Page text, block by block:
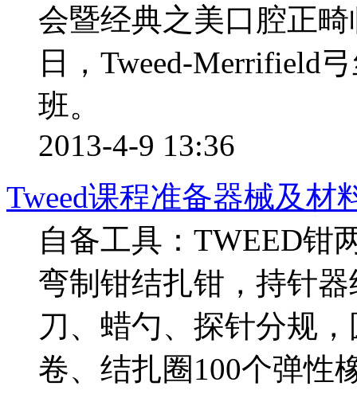
会暨经典之美口腔正
日，Tweed-Merrifield
班。
2013-4-9 13:36
Tweed课程准备器械及材
自备工具：TWEED钳
弯制钳结扎钳，持针
刀、蜡勺、探针分规
卷、结扎圈100个弹性